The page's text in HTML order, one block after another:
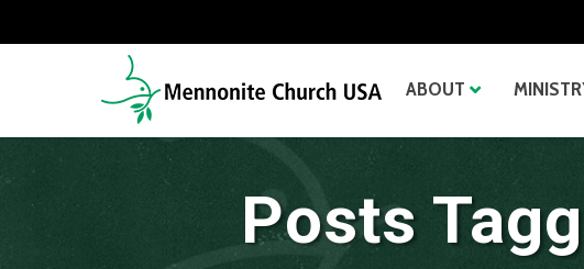
ABOUT
Posts